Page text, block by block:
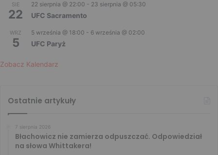
SIE
22
22 sierpnia @ 22:00 - 23 sierpnia @ 05:30
UFC Sacramento
WRZ
5
5 września @ 18:00 - 6 września @ 02:00
UFC Paryż
Zobacz Kalendarz
Ostatnie artykuły
7 sierpnia 2026
Błachowicz nie zamierza odpuszczać. Odpowiedział
na słowa Whittakera!